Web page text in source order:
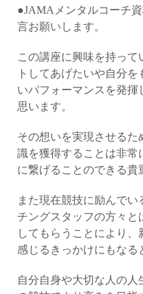
●JAMAメンタルコーチ
言お願いします。
この講座に興味を持っ
トしてあげたいや自分
いパフォーマンスを発揮
思います。
その想いを実現させるた
識を獲得することは非常
に繋げることのできる貴
また現在競技に励んで
チングスタッフの方々と
してもらうことにより
感じるきっかけにもなる
自分自身や大切な人の人